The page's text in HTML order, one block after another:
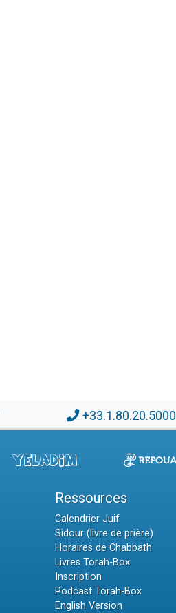
+33.1.80.20.5000
Ressources
Calendrier Juif
Sidour (livre de prière)
Horaires de Chabbath
Livres Torah-Box
Inscription
Podcast Torah-Box
English Version